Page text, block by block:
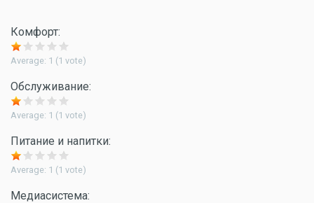
Комфорт:
Average: 1 (1 vote)
Обслуживание:
Average: 1 (1 vote)
Питание и напитки:
Average: 1 (1 vote)
Медиасистема: